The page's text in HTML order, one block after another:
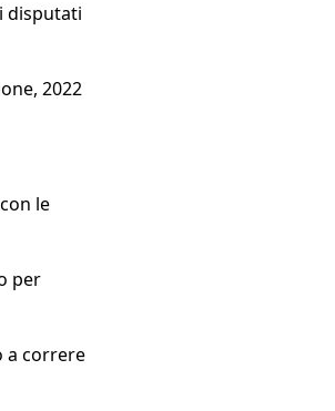
disputati
2022
le
per
a correre